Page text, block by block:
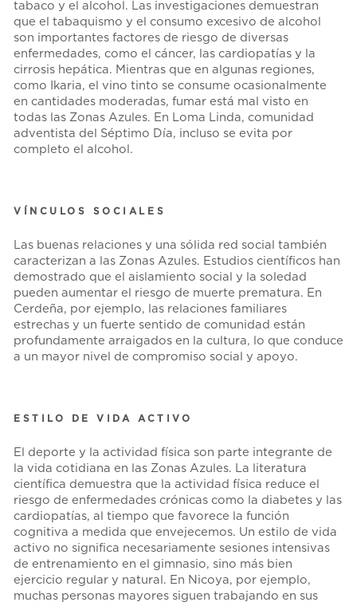
tabaco y el alcohol. Las investigaciones demuestran
que el tabaquismo y el consumo excesivo de alcohol
son importantes factores de riesgo de diversas
enfermedades, como el cáncer, las cardiopatías y la
cirrosis hepática. Mientras que en algunas regiones,
como Ikaria, el vino tinto se consume ocasionalmente
en cantidades moderadas, fumar está mal visto en
todas las Zonas Azules. En Loma Linda, comunidad
adventista del Séptimo Día, incluso se evita por
completo el alcohol.
VÍNCULOS SOCIALES
Las buenas relaciones y una sólida red social también
caracterizan a las Zonas Azules. Estudios científicos han
demostrado que el aislamiento social y la soledad
pueden aumentar el riesgo de muerte prematura. En
Cerdeña, por ejemplo, las relaciones familiares
estrechas y un fuerte sentido de comunidad están
profundamente arraigados en la cultura, lo que conduce
a un mayor nivel de compromiso social y apoyo.
ESTILO DE VIDA ACTIVO
El deporte y la actividad física son parte integrante de
la vida cotidiana en las Zonas Azules. La literatura
científica demuestra que la actividad física reduce el
riesgo de enfermedades crónicas como la diabetes y las
cardiopatías, al tiempo que favorece la función
cognitiva a medida que envejecemos. Un estilo de vida
activo no significa necesariamente sesiones intensivas
de entrenamiento en el gimnasio, sino más bien
ejercicio regular y natural. En Nicoya, por ejemplo,
muchas personas mayores siguen trabajando en sus